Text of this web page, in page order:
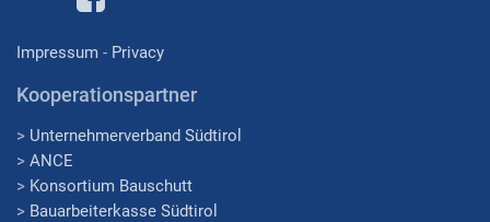
Impressum - Privacy
Kooperationspartner
> Unternehmerverband Südtirol
> ANCE
> Konsortium Bauschutt
> Bauarbeiterkasse Südtirol